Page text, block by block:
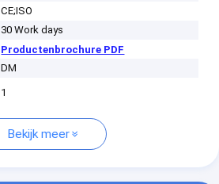
CE;ISO
30 Work days
Productenbrochure PDF
DM
1
Bekijk meer